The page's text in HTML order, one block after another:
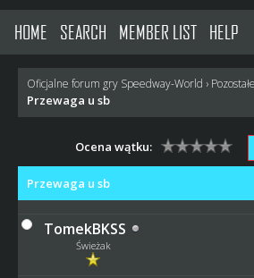
HOME SEARCH MEMBER LIST HELP
Oficjalne forum gry Speedway-World › Pozostałe
Przewaga u sb
Ocena wątku:
Przewaga u sb
TomekBKSS
Świeżak